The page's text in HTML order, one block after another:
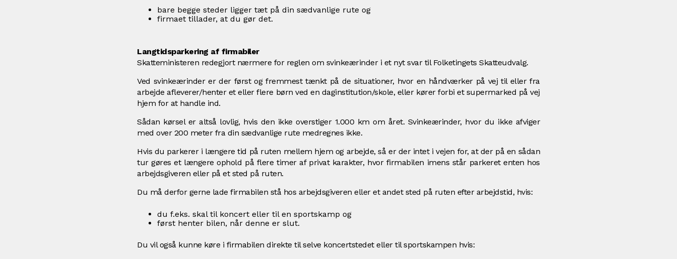
bare begge steder ligger tæt på din sædvanlige rute og
firmaet tillader, at du gør det.
Langtidsparkering af firmabiler
Skatteministeren redegjort nærmere for reglen om svinkeærinder i et nyt svar til Folketingets Skatteudvalg.
Ved svinkeærinder er der først og fremmest tænkt på de situationer, hvor en håndværker på vej til eller fra
arbejde afleverer/henter et eller flere børn ved en daginstitution/skole, eller kører forbi et supermarked på vej
hjem for at handle ind.
Sådan kørsel er altså lovlig, hvis den ikke overstiger 1.000 km om året. Svinkeærinder, hvor du ikke afviger
med over 200 meter fra din sædvanlige rute medregnes ikke.
Hvis du parkerer i længere tid på ruten mellem hjem og arbejde, så er der intet i vejen for, at der på en sådan
tur gøres et længere ophold på flere timer af privat karakter, hvor firmabilen imens står parkeret enten hos
arbejdsgiveren eller på et sted på ruten.
Du må derfor gerne lade firmabilen stå hos arbejdsgiveren eller et andet sted på ruten efter arbejdstid, hvis:
du f.eks. skal til koncert eller til en sportskamp og
først henter bilen, når denne er slut.
Du vil også kunne køre i firmabilen direkte til selve koncertstedet eller til sportskampen hvis: